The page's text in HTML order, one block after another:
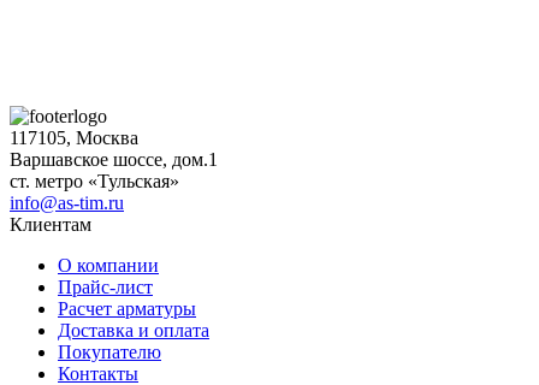
117105, Москва
Варшавское шоссе, дом.1
ст. метро «Тульская»
info@as-tim.ru
Клиентам
О компании
Прайс-лист
Расчет арматуры
Доставка и оплата
Покупателю
Контакты